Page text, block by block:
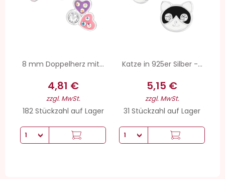
8 mm Doppelherz mit...
4,81 €
zzgl. MwSt.
182 Stückzahl auf Lager
Katze in 925er Silber -...
5,15 €
zzgl. MwSt.
31 Stückzahl auf Lager